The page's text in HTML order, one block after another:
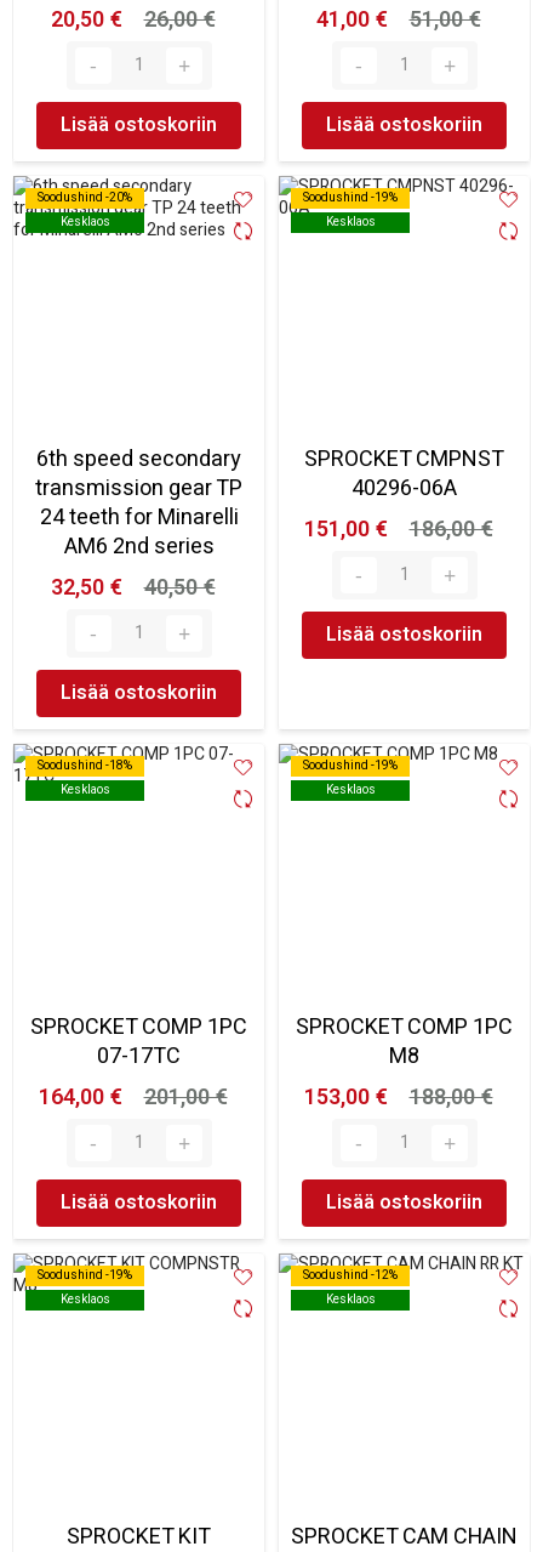
20,50 €
26,00 €
Lisää ostoskoriin
41,00 €
51,00 €
Lisää ostoskoriin
Soodushind -20%
Kesklaos
Soodushind -20%
Kesklaos
6th speed secondary
transmission gear TP
24 teeth for Minarelli
AM6 2nd series
32,50 €
40,50 €
Lisää ostoskoriin
Soodushind -19%
Kesklaos
Soodushind -19%
Kesklaos
SPROCKET CMPNST
40296-06A
151,00 €
186,00 €
Lisää ostoskoriin
Soodushind -18%
Kesklaos
Soodushind -18%
Kesklaos
SPROCKET COMP 1PC
07-17TC
164,00 €
201,00 €
Lisää ostoskoriin
Soodushind -19%
Kesklaos
Soodushind -19%
Kesklaos
SPROCKET COMP 1PC
M8
153,00 €
188,00 €
Lisää ostoskoriin
Soodushind -19%
Kesklaos
Soodushind -19%
Kesklaos
SPROCKET KIT
Soodushind -12%
Kesklaos
Soodushind -12%
Kesklaos
SPROCKET CAM CHAIN